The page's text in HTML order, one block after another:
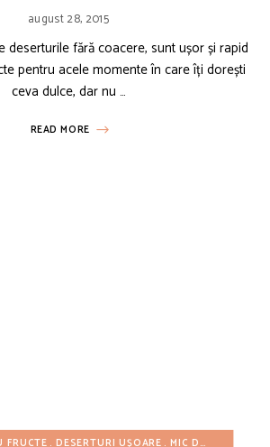
august 28, 2015
deserturile fără coacere, sunt ușor și rapid
pentru acele momente în care îți dorești
ceva dulce, dar nu …
READ MORE
FRUCTE DESERTURI UȘOARE MIC DEJUN